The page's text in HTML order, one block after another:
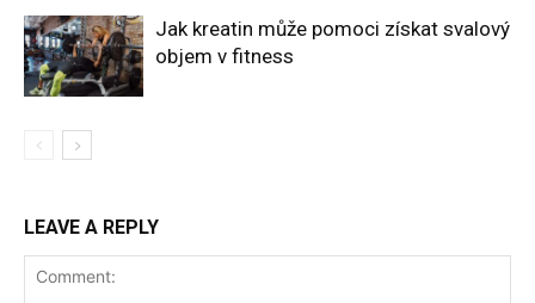
Jak kreatin může pomoci získat svalový
objem v fitness
LEAVE A REPLY